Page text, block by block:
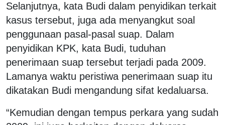
Selanjutnya, kata Budi dalam penyidikan terkait
kasus tersebut, juga ada menyangkut soal
penggunaan pasal-pasal suap. Dalam
penyidikan KPK, kata Budi, tuduhan
penerimaan suap tersebut terjadi pada 2009.
Lamanya waktu peristiwa penerimaan suap itu
dikatakan Budi mengandung sifat kedaluarsa.
“Kemudian dengan tempus perkara yang sudah